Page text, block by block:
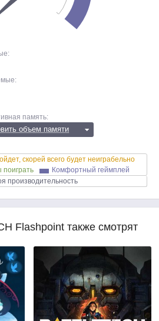
память:
объем памяти
скорей всего будет неиграбельно
Комфортный геймплей
производительность
Flashpoint также смотрят